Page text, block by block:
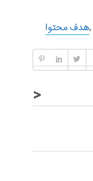
,هدف محتوا
<